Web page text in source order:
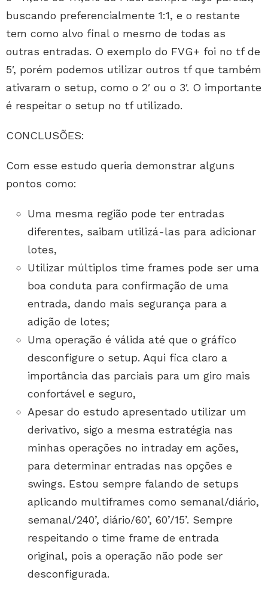
buscando preferencialmente 1:1, e o restante
tem como alvo final o mesmo de todas as
outras entradas. O exemplo do FVG+ foi no tf de
5′, porém podemos utilizar outros tf que também
ativaram o setup, como o 2′ ou o 3′. O importante
é respeitar o setup no tf utilizado.
CONCLUSÕES:
Com esse estudo queria demonstrar alguns
pontos como:
Uma mesma região pode ter entradas
diferentes, saibam utilizá-las para adicionar
lotes,
Utilizar múltiplos time frames pode ser uma
boa conduta para confirmação de uma
entrada, dando mais segurança para a
adição de lotes;
Uma operação é válida até que o gráfico
desconfigure o setup. Aqui fica claro a
importância das parciais para um giro mais
confortável e seguro,
Apesar do estudo apresentado utilizar um
derivativo, sigo a mesma estratégia nas
minhas operações no intraday em ações,
para determinar entradas nas opções e
swings. Estou sempre falando de setups
aplicando multiframes como semanal/diário,
semanal/240’, diário/60’, 60’/15’. Sempre
respeitando o time frame de entrada
original, pois a operação não pode ser
desconfigurada.